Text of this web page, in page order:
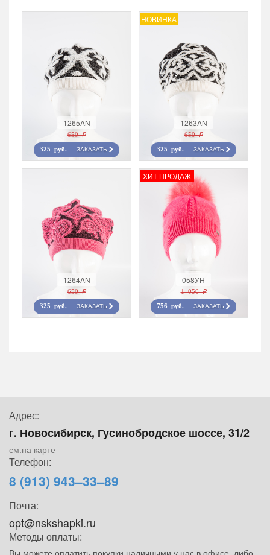
1265AN
650 r
325 руб. ЗАКАЗАТЬ
НОВИНКА
1263AN
650 r
325 руб. ЗАКАЗАТЬ
1264AN
650 r
325 руб. ЗАКАЗАТЬ
ХИТ ПРОДАЖ
058УН
1 050 r
756 руб. ЗАКАЗАТЬ
Адрес:
г. Новосибирск, Гусинобродское шоссе, 31/2
см.на карте
Телефон:
8 (913) 943–33–89
Почта:
opt@nskshapki.ru
Методы оплаты:
Вы можете оплатить покупки наличными у нас в офисе, либо